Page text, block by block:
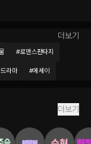
더보기
#로맨스판타지
드라마 #에세이
더보기